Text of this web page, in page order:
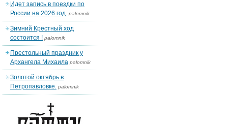
Идет запись в поездки по
России на 2026 год. palomnik
Зимний Крестный ход
состоится ! palomnik
Престольный праздник у
Архангела Михаила palomnik
Золотой октябрь в
Петропавловке. palomnik